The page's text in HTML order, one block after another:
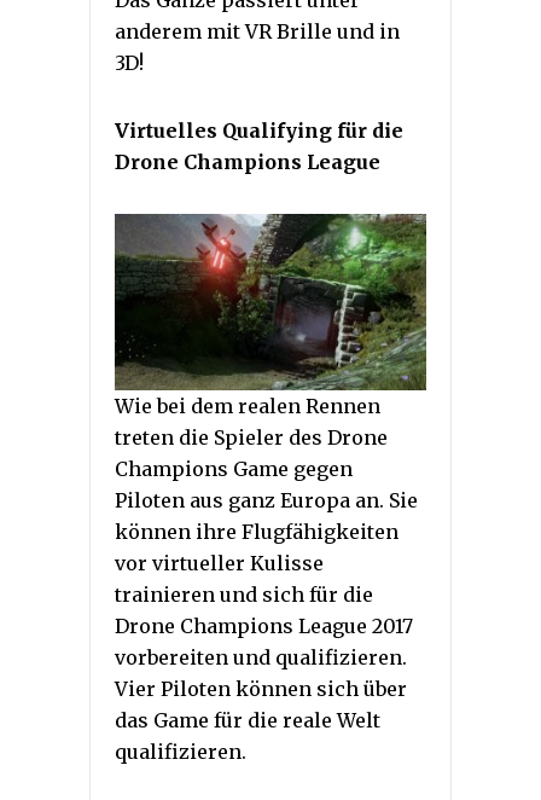
anderem mit VR Brille und in
3D!
Virtuelles Qualifying für die
Drone Champions League
Wie bei dem realen Rennen
treten die Spieler des Drone
Champions Game gegen
Piloten aus ganz Europa an. Sie
können ihre Flugfähigkeiten
vor virtueller Kulisse
trainieren und sich für die
Drone Champions League 2017
vorbereiten und qualifizieren.
Vier Piloten können sich über
das Game für die reale Welt
qualifizieren.